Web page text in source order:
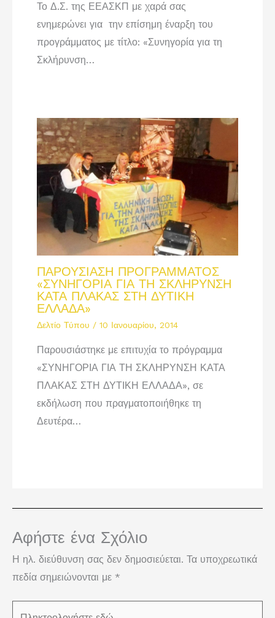
Το Δ.Σ. της ΕΕΑΣΚΠ με χαρά σας
ενημερώνει για την επίσημη έναρξη του
προγράμματος με τίτλο: «Συνηγορία για τη
Σκλήρυνση…
ΠΑΡΟΥΣΙΑΣΗ ΠΡΟΓΡΑΜΜΑΤΟΣ
«ΣΥΝΗΓΟΡΙΑ ΓΙΑ ΤΗ ΣΚΛΗΡΥΝΣΗ
ΚΑΤΑ ΠΛΑΚΑΣ ΣΤΗ ΔΥΤΙΚΗ
ΕΛΛΑΔΑ»
Δελτίο Τύπου / 10 Ιανουαρίου, 2014
Παρουσιάστηκε με επιτυχία το πρόγραμμα
«ΣΥΝΗΓΟΡΙΑ ΓΙΑ ΤΗ ΣΚΛΗΡΥΝΣΗ ΚΑΤΑ
ΠΛΑΚΑΣ ΣΤΗ ΔΥΤΙΚΗ ΕΛΛΑΔΑ», σε
εκδήλωση που πραγματοποιήθηκε τη
Δευτέρα…
Αφήστε ένα Σχόλιο
Η ηλ. διεύθυνση σας δεν δημοσιεύεται. Τα υποχρεωτικά
πεδία σημειώνονται με *